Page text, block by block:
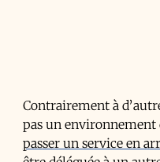
Contrairement à
pas un environnement
passer un service en